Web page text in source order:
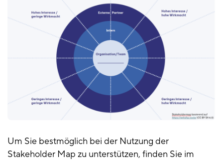
Um Sie bestmöglich bei der Nutzung der
Stakeholder Map zu unterstützen, finden Sie im